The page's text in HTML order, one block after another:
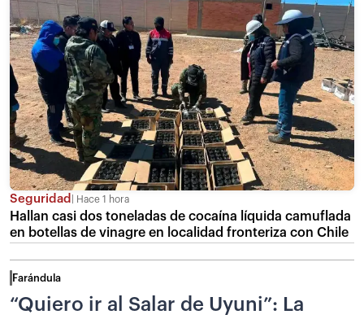
Seguridad Hace 1 hora
Hallan casi dos toneladas de cocaína líquida camuflada
en botellas de vinagre en localidad fronteriza con Chile
Farándula
“Quiero ir al Salar de Uyuni”: La